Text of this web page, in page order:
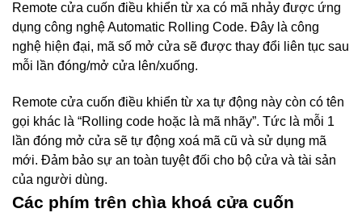
Remote cửa cuốn điều khiển từ xa có mã nhảy được ứng
dụng công nghệ Automatic Rolling Code. Đây là công
nghệ hiện đại, mã số mở cửa sẽ được thay đổi liên tục sau
mỗi lần đóng/mở cửa lên/xuống.
Remote cửa cuốn điều khiển từ xa tự động này còn có tên
gọi khác là “Rolling code hoặc là mã nhãy”. Tức là mỗi 1
lần đóng mở cửa sẽ tự động xoá mã cũ và sử dụng mã
mới. Đảm bảo sự an toàn tuyệt đối cho bộ cửa và tài sản
của người dùng.
Các phím trên chìa khoá cửa cuốn